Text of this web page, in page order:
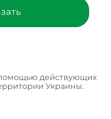
действующих
Украины.